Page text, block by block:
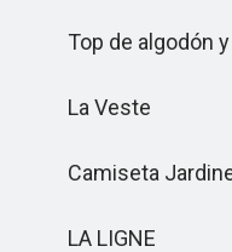
Top de algodón y
La Veste
Camiseta
LA LIGNE